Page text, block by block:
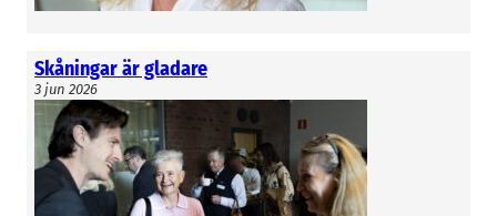
Skåningar är gladare
3 jun 2026